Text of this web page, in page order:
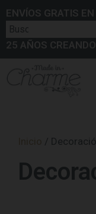
ENVÍOS GRATIS
25 AÑOS
/